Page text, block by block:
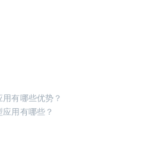
有哪些优势？
用有哪些？